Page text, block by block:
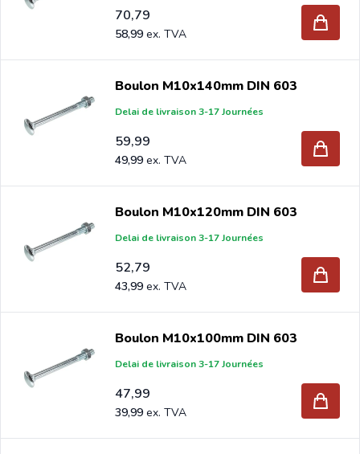
70,79
58,99
Boulon M10x140mm DIN 603
Delai de livraison 3-17 Journées
59,99
49,99
Boulon M10x120mm DIN 603
Delai de livraison 3-17 Journées
52,79
43,99
Boulon M10x100mm DIN 603
Delai de livraison 3-17 Journées
47,99
39,99